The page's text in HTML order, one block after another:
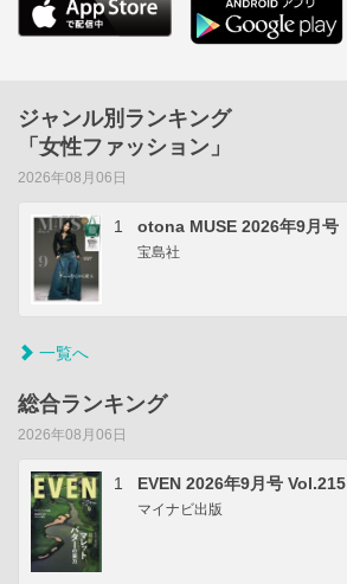
ジャンル別ランキング
「女性ファッション」
2026年08月06日
1 otona MUSE 2026年9月号
宝島社
一覧へ
総合ランキング
2026年08月06日
1 EVEN 2026年9月号 Vol.215
マイナビ出版